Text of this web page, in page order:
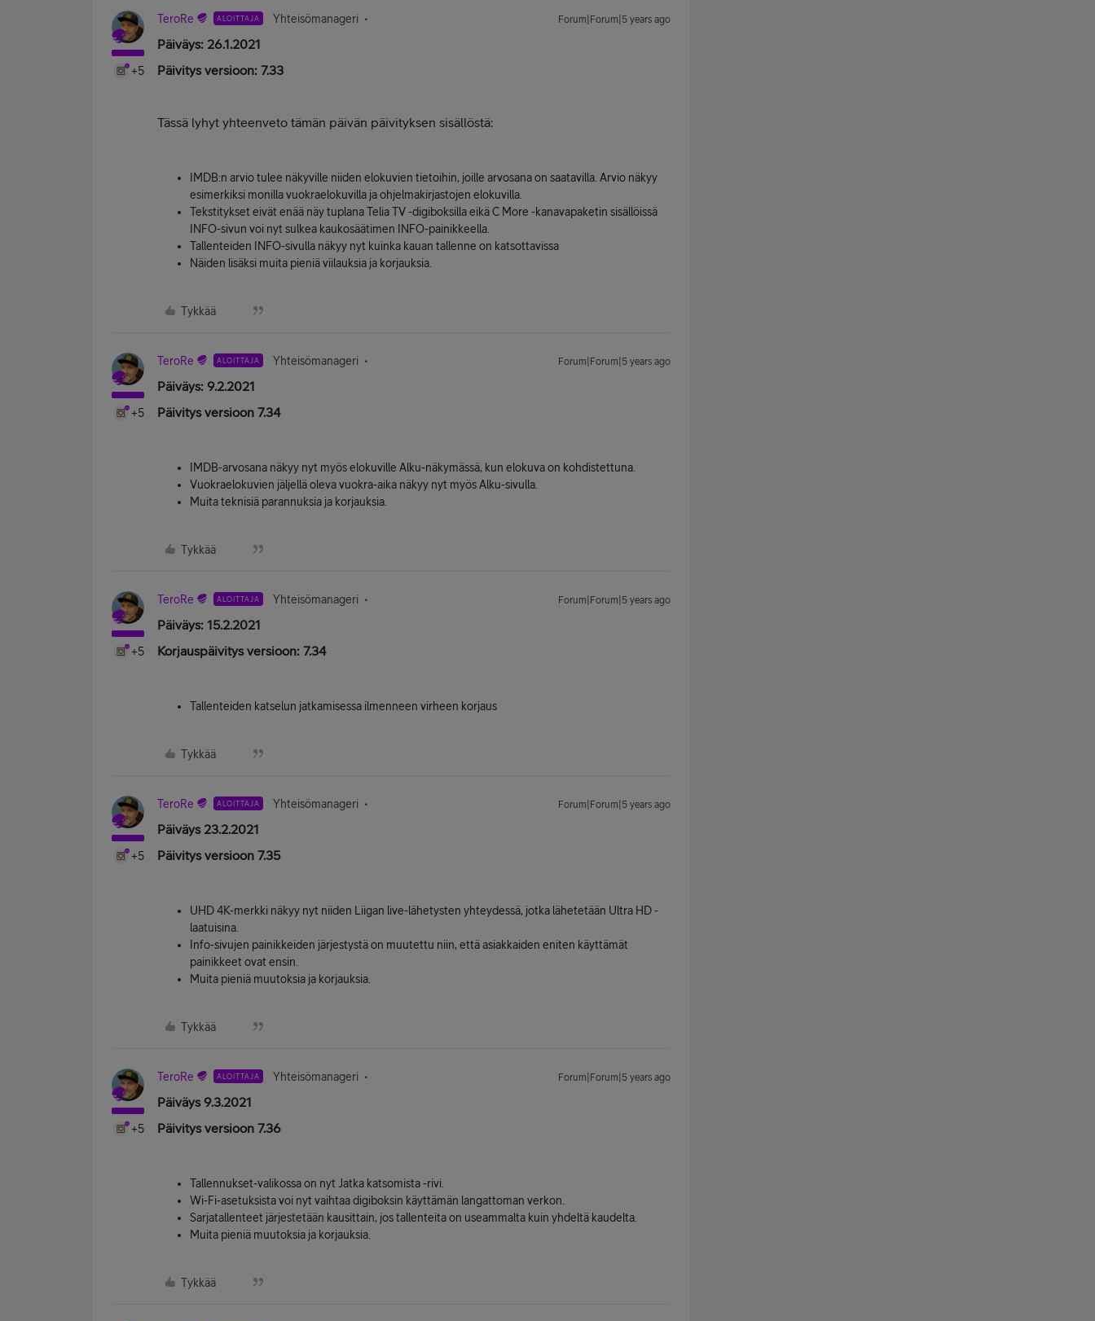
+5
TeroRe ALOITTAJA Yhteisömanageri Forum|Forum|5 years ago
Päiväys: 26.1.2021
Päivitys versioon: 7.33
Tässä lyhyt yhteenveto tämän päivän päivityksen sisällöstä:
IMDB:n arvio tulee näkyville niiden elokuvien tietoihin, joille arvosana on saatavilla. Arvio näkyy
esimerkiksi monilla vuokraelokuvilla ja ohjelmakirjastojen elokuvilla.
Tekstitykset eivät enää näy tuplana Telia TV -digiboksilla eikä C More -kanavapaketin sisällöissä
INFO-sivun voi nyt sulkea kaukosäätimen INFO-painikkeella.
Tallenteiden INFO-sivulla näkyy nyt kuinka kauan tallenne on katsottavissa
Näiden lisäksi muita pieniä viilauksia ja korjauksia.
Tykkää
+5
TeroRe ALOITTAJA Yhteisömanageri Forum|Forum|5 years ago
Päiväys: 9.2.2021
Päivitys versioon 7.34
IMDB-arvosana näkyy nyt myös elokuville Alku-näkymässä, kun elokuva on kohdistettuna.
Vuokraelokuvien jäljellä oleva vuokra-aika näkyy nyt myös Alku-sivulla.
Muita teknisiä parannuksia ja korjauksia.
Tykkää
+5
TeroRe ALOITTAJA Yhteisömanageri Forum|Forum|5 years ago
Päiväys: 15.2.2021
Korjauspäivitys versioon: 7.34
Tallenteiden katselun jatkamisessa ilmenneen virheen korjaus
Tykkää
+5
TeroRe ALOITTAJA Yhteisömanageri Forum|Forum|5 years ago
Päiväys 23.2.2021
Päivitys versioon 7.35
UHD 4K-merkki näkyy nyt niiden Liigan live-lähetysten yhteydessä, jotka lähetetään Ultra HD -
laatuisina.
Info-sivujen painikkeiden järjestystä on muutettu niin, että asiakkaiden eniten käyttämät
painikkeet ovat ensin.
Muita pieniä muutoksia ja korjauksia.
Tykkää
+5
TeroRe ALOITTAJA Yhteisömanageri Forum|Forum|5 years ago
Päiväys 9.3.2021
Päivitys versioon 7.36
Tallennukset-valikossa on nyt Jatka katsomista -rivi.
Wi-Fi-asetuksista voi nyt vaihtaa digiboksin käyttämän langattoman verkon.
Sarjatallenteet järjestetään kausittain, jos tallenteita on useammalta kuin yhdeltä kaudelta.
Muita pieniä muutoksia ja korjauksia.
Tykkää